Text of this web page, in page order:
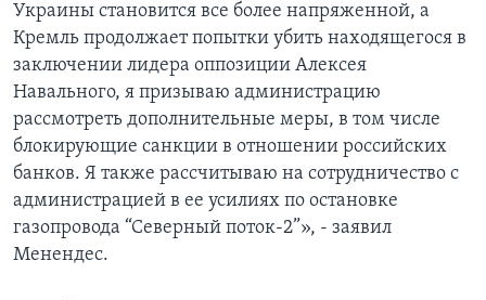
Украины становится все более напряженной, а
Кремль продолжает попытки убить находящегося в
заключении лидера оппозиции Алексея
Навального, я призываю администрацию
рассмотреть дополнительные меры, в том числе
блокирующие санкции в отношении российских
банков. Я также рассчитываю на сотрудничество с
администрацией в ее усилиях по остановке
газопровода “Северный поток-2”», - заявил
Менендес.